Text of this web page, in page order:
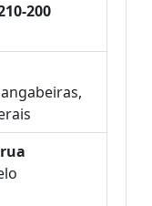
200